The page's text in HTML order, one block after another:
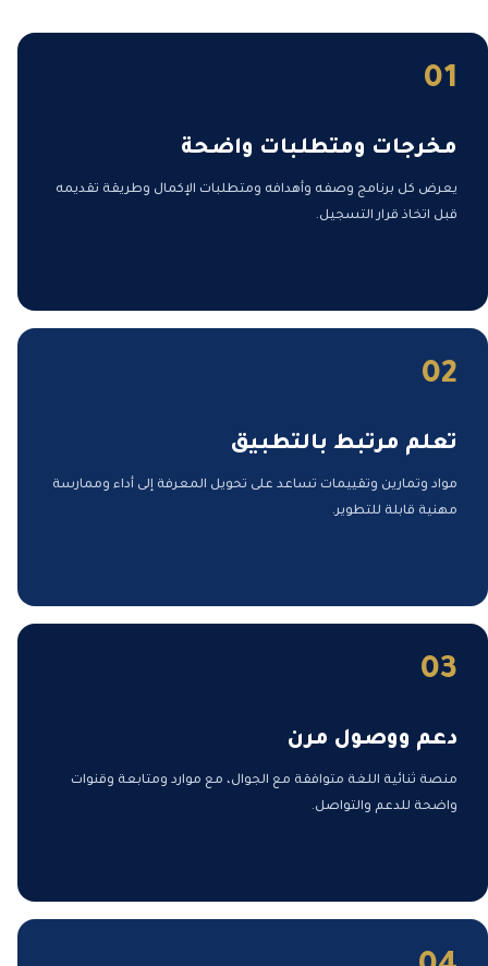
01
مخرجات ومتطلبات واضحة
يعرض كل برنامج وصفه وأهدافه ومتطلبات الإكمال وطريقة تقديمه
قبل اتخاذ قرار التسجيل.
02
تعلم مرتبط بالتطبيق
مواد وتمارين وتقييمات تساعد على تحويل المعرفة إلى أداء وممارسة
مهنية قابلة للتطوير.
03
دعم ووصول مرن
منصة ثنائية اللغة متوافقة مع الجوال، مع موارد ومتابعة وقنوات
واضحة للدعم والتواصل.